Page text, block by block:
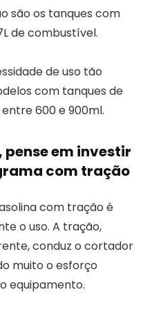
são os tanques com
de combustível.
de uso tão
com tanques de
600 e 900ml.
em investir
com tração
com tração é
o uso. A tração,
conduz o cortador
muito o esforço
equipamento.